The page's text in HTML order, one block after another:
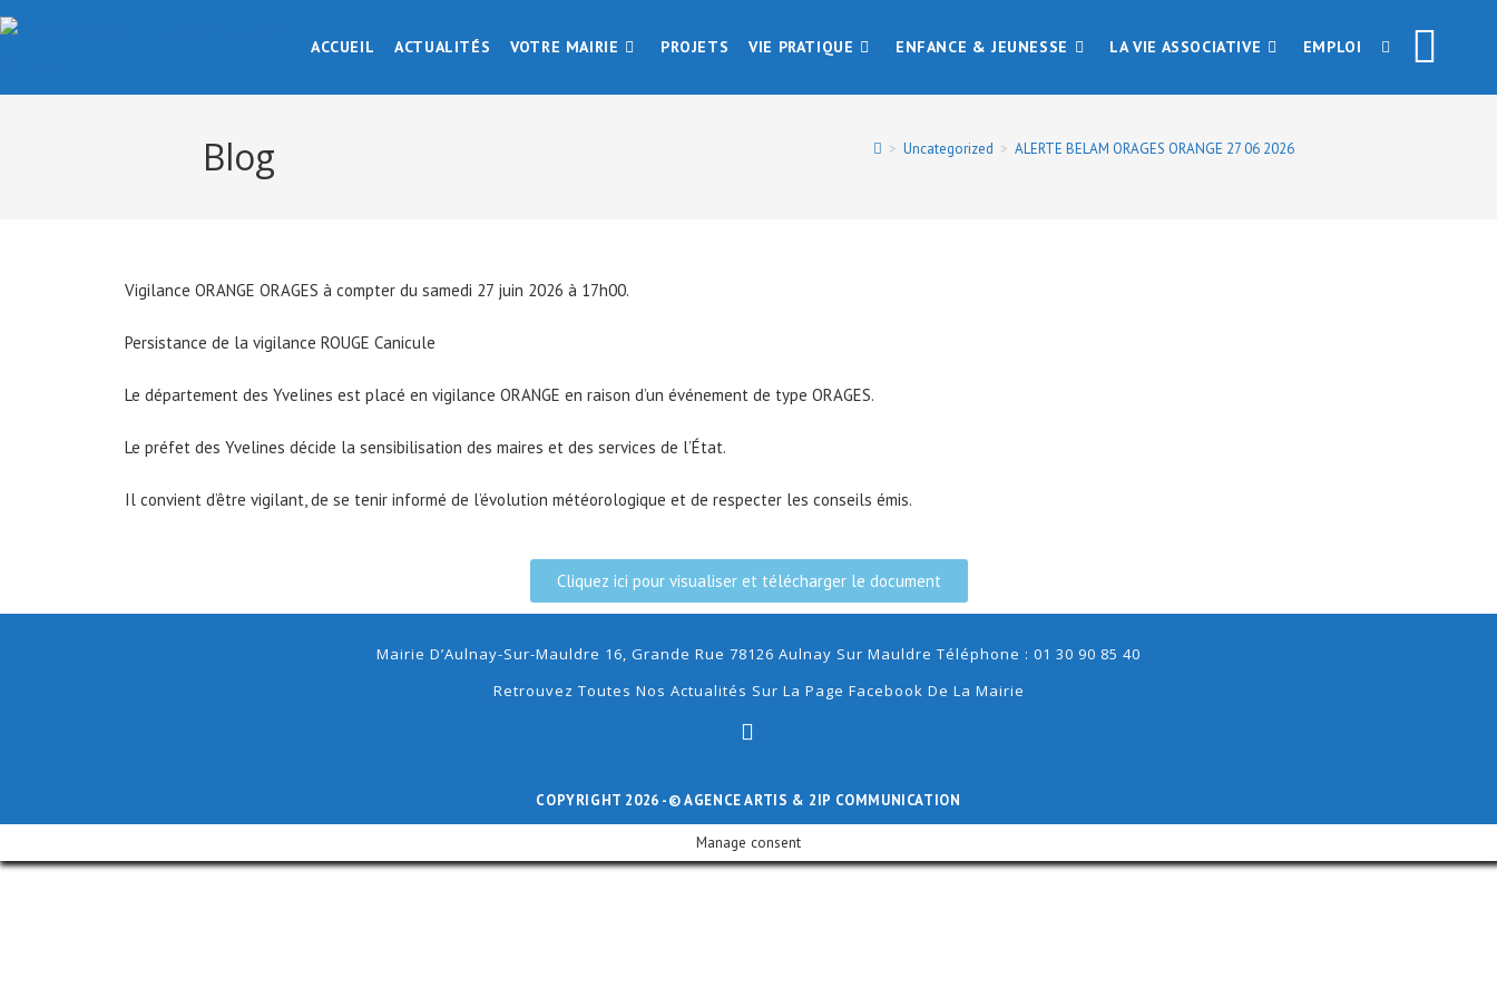
ACCUEIL ACTUALITÉS VOTRE MAIRIE PROJETS VIE PRATIQUE ENFANCE & JEUNESSE LA VIE ASSOCIATIVE EMPLOI
Blog > Uncategorized > ALERTE BELAM ORAGES ORANGE 27 06 2026
Vigilance ORANGE ORAGES à compter du samedi 27 juin 2026 à 17h00.
Persistance de la vigilance ROUGE Canicule
Le département des Yvelines est placé en vigilance ORANGE en raison d’un événement de type ORAGES.
Le préfet des Yvelines décide la sensibilisation des maires et des services de l’État.
Il convient d’être vigilant, de se tenir informé de l’évolution météorologique et de respecter les conseils émis.
Cliquez ici pour visualiser et télécharger le document
Mairie D’Aulnay-Sur-Mauldre 16, Grande Rue 78126 Aulnay Sur Mauldre Téléphone : 01 30 90 85 40
Retrouvez Toutes Nos Actualités Sur La Page Facebook De La Mairie
COPYRIGHT 2026 -© AGENCE ARTIS & 2IP COMMUNICATION
Manage consent